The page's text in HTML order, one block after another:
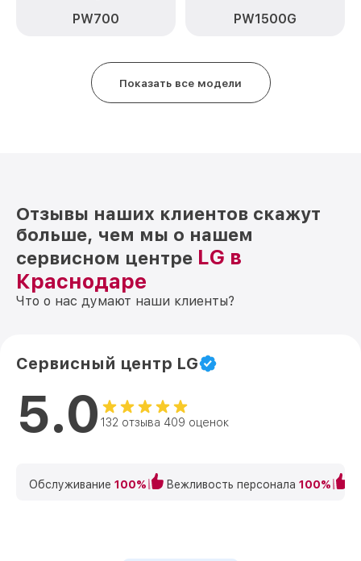
PW700 PW1500G
Показать все модели
Отзывы наших клиентов скажут
больше, чем мы о нашем
сервисном центре LG в
Краснодаре
Что о нас думают наши клиенты?
Сервисный центр LG
5.0 132 отзыва 409 оценок
Обслуживание 100% Вежливость персонала 100%